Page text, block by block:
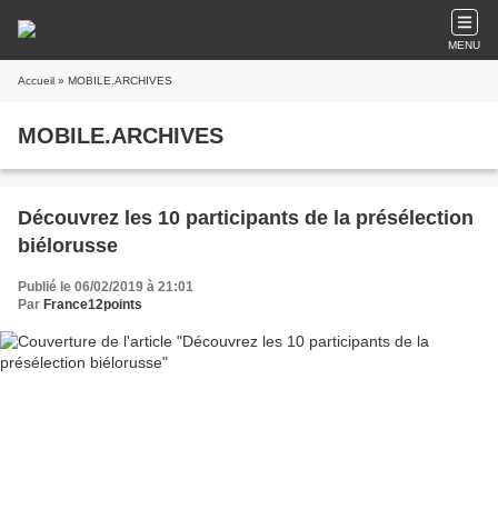
MENU
Accueil » MOBILE.ARCHIVES
MOBILE.ARCHIVES
Découvrez les 10 participants de la présélection
biélorusse
Publié le 06/02/2019 à 21:01
Par France12points